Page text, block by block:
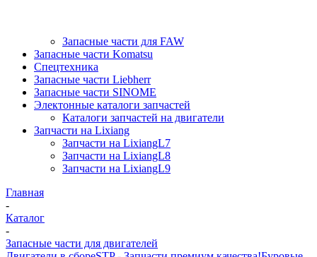
Запасные части для FAW
Запасные части Komatsu
Спецтехника
Запасные части Liebherr
Запасные части SINOME
Электонные каталоги запчастей
Каталоги запчастей на двигатели
Запчасти на Lixiang
Запчасти на LixiangL7
Запчасти на LixiangL8
Запчасти на LixiangL9
Главная
-
Каталог
-
Запасные части для двигателей